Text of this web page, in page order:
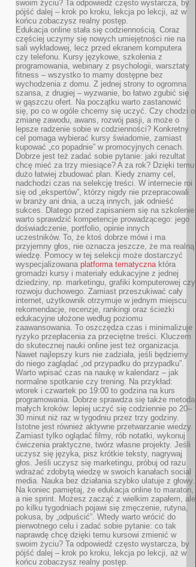
swoim życiu? Ta odpowiedź często wystarcza, by
pójść dalej – krok po kroku, lekcja po lekcji, aż w
końcu zobaczysz realny postęp.
Edukacja online stała się codziennością. Coraz
częściej uczymy się nowych umiejętności nie na
sali wykładowej, lecz przed ekranem komputera
czy telefonu. Kursy językowe, szkolenia z
programowania, webinary z psychologii, warsztaty
fitness – wszystko to mamy dostępne bez
wychodzenia z domu. Z jednej strony to ogromna
szansa, z drugiej – wyzwanie, bo łatwo zgubić się
w gąszczu ofert. Na początku warto zastanowić
się, po co w ogóle chcemy się uczyć. Czy chodzi o
zmianę zawodu, awans, rozwój pasji, a może o
lepsze radzenie sobie w codzienności? Konkretny
cel pomaga wybierać kursy świadomie, zamiast
kupować „co popadnie” w promocyjnych cenach.
Dobrze jest też zadać sobie pytanie: jaki rezultat
chcę mieć za trzy miesiące? A za rok? Dzięki temu
dużo łatwiej zbudować plan. Kiedy znamy cel,
nadchodzi czas na selekcję treści. W internecie roi
się od „ekspertów”, którzy nigdy nie przepracowali
w branży ani dnia, a uczą innych, jak odnieść
sukces. Dlatego przed zapisaniem się na szkolenie
warto sprawdzić kompetencje prowadzącego: jego
doświadczenie, portfolio, opinie innych
uczestników. To, że ktoś dobrze mówi i ma
przyjemny głos, nie oznacza jeszcze, że ma realną
wiedzę. Pomocy w tej selekcji może dostarczyć
wyspecjalizowana platforma tematycznaktóra
gromadzi kursy i materiały edukacyjne z jednej
dziedziny, np. marketingu, grafiki komputerowej czy
rozwoju duchowego. Zamiast przeszukiwać cały
internet, użytkownik otrzymuje w jednym miejscu
rekomendacje, recenzje, rankingi oraz ścieżki
edukacyjne ułożone według poziomu
zaawansowania. To oszczędza czas i minimalizuje
ryzyko przepłacenia za przeciętne treści. Kluczem
do skutecznej nauki online jest też organizacja.
Nawet najlepszy kurs nie zadziała, jeśli będziemy
do niego zaglądać „od przypadku do przypadku”.
Warto wpisać czas na naukę w kalendarz – jak
normalne spotkanie czy trening. Na przykład:
wtorek i czwartek po 19:00 to godzina na kurs
programowania. Dobrze sprawdza się także metoda
małych kroków: lepiej uczyć się codziennie po 20–
30 minut niż raz w tygodniu przez trzy godziny.
Istotne jest również aktywne przetwarzanie wiedzy.
Zamiast tylko oglądać filmy, rób notatki, wykonuj
ćwiczenia praktyczne, twórz własne projekty. Jeśli
uczysz się języka, pisz krótkie teksty, nagrywaj
głos. Jeśli uczysz się marketingu, próbuj od razu
wdrażać zdobytą wiedzę w swoich kanałach social
media. Nauka bez działania szybko ulatuje z głowy.
Na koniec pamiętaj, że edukacja online to maraton,
a nie sprint. Możesz zacząć z wielkim zapałem, ale
po kilku tygodniach pojawi się zmęczenie, rutyna,
pokusa, by „odpuścić”. Wtedy warto wrócić do
pierwotnego celu i zadać sobie pytanie: co tak
naprawdę chcę dzięki temu kursowi zmienić w
swoim życiu? Ta odpowiedź często wystarcza, by
pójść dalej – krok po kroku, lekcja po lekcji, aż w
końcu zobaczysz realny postęp.